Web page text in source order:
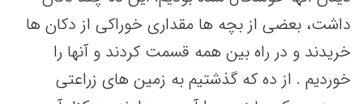
داشت، بعضی از بچه ها مقداری خوراکی از دکان ها
خریدند و در راه بین همه قسمت کردند و آنها را
خوردیم . از ده که گذشتیم به زمین های زراعتی